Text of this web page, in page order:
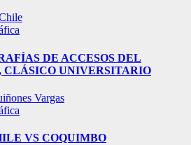
DE ACCESOS DEL
CLÁSICO UNIVERSITARIO
Vargas
VS COQUIMBO